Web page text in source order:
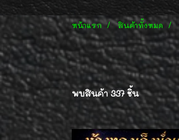
หน้าแรก สินค้าทั้งหมด
พบสินค้า 337 ชิ้น